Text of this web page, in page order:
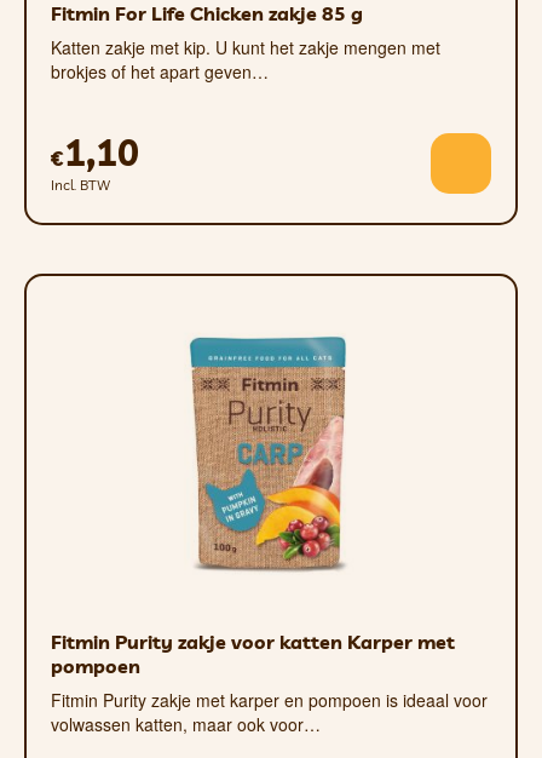
Fitmin For Life Chicken zakje 85 g
Katten zakje met kip. U kunt het zakje mengen met
brokjes of het apart geven…
€1,10
Incl. BTW
Fitmin Purity zakje voor katten Karper met
pompoen
Fitmin Purity zakje met karper en pompoen is ideaal voor
volwassen katten, maar ook voor…